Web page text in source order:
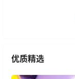
优质精选